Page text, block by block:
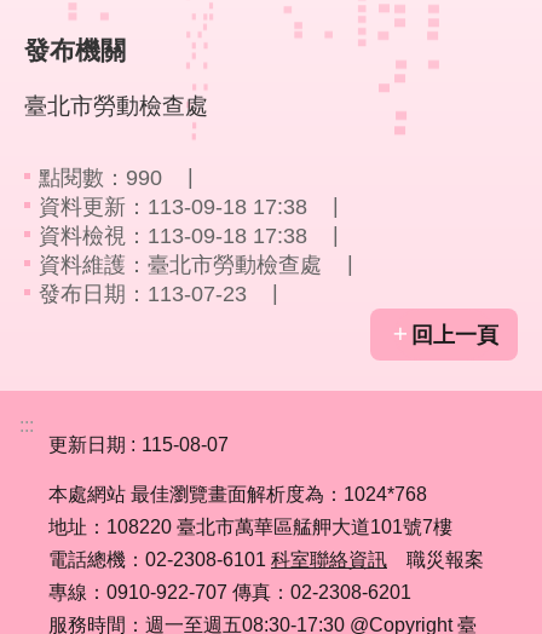
語
彙
勞
動
局
臺
北
臺
通
聯
絡
發布機關
臺北市勞動檢查處
點閱數： 990
資料更新：113-09-18 17:38
資料檢視：113-09-18 17:38
資料維護：臺北市勞動檢查處
發布日期：113-07-23
回上一頁
:::
更新日期
115-08-07
本處網站 最佳瀏覽畫面解析度為：1024*768
地址：108220 臺北市萬華區艋舺大道101號7樓
電話總機：02-2308-6101 科室聯絡資訊 職災報案
專線：0910-922-707 傳真：02-2308-6201
服務時間：週一至週五08:30-17:30 @Copyright 臺